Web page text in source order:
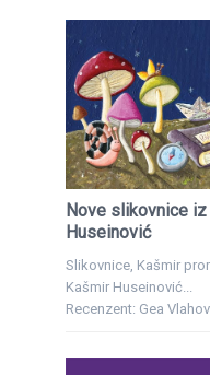
Nove slikovnice
Huseinović
Slikovnice, Kašmir
Kašmir Huseinović...
Recenzent: Gea